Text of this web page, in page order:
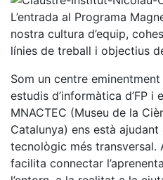
L’entrada al Programa
nostra cultura d’equip,
línies de treball i objectius
Som un centre
estudis d’informàtica d’FP i
MNACTEC (Museu de la
Catalunya) ens està
tecnològic més transversal.
facilita connectar